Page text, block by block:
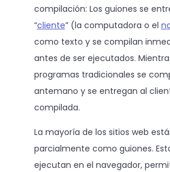
compilación: Los guiones se
“cliente” (la computadora o el
como texto y se compilan
antes de ser ejecutados.
programas tradicionales se
antemano y se entregan al
compilada.
La mayoría de los sitios web
parcialmente como guiones.
ejecutan en el navegador,